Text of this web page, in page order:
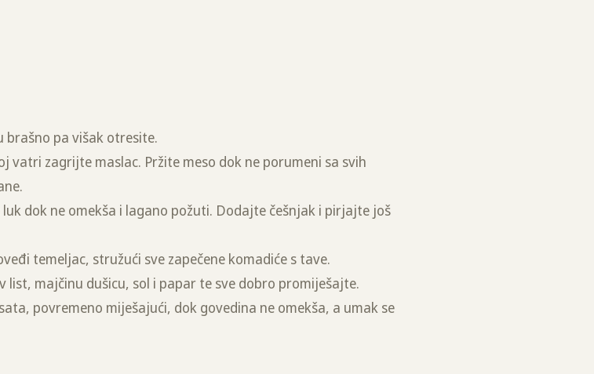
brašno pa višak otresite.
vatri zagrijte maslac. Pržite meso dok ne porumeni sa svih
dok ne omekša i lagano požuti. Dodajte češnjak i pirjajte još
temeljac, stružući sve zapečene komadiće s tave.
list, majčinu dušicu, sol i papar te sve dobro promiješajte.
povremeno miješajući, dok govedina ne omekša, a umak se